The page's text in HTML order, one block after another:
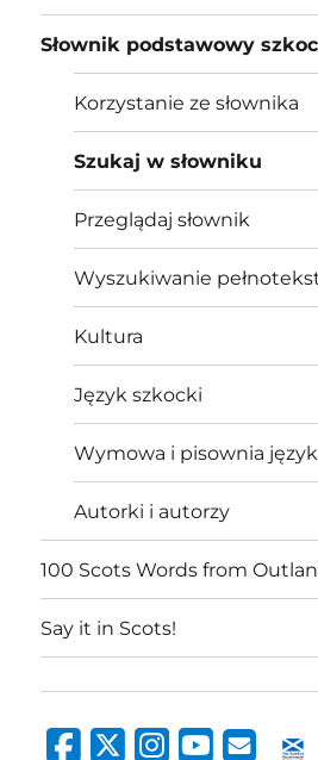
Słownik podstawowy
Korzystanie ze słownika
Szukaj w słowniku
Przeglądaj słownik
Wyszukiwanie
Kultura
Język szkocki
Wymowa i pisownia
Autorki i autorzy
100 Scots Words from
Say it in Scots!